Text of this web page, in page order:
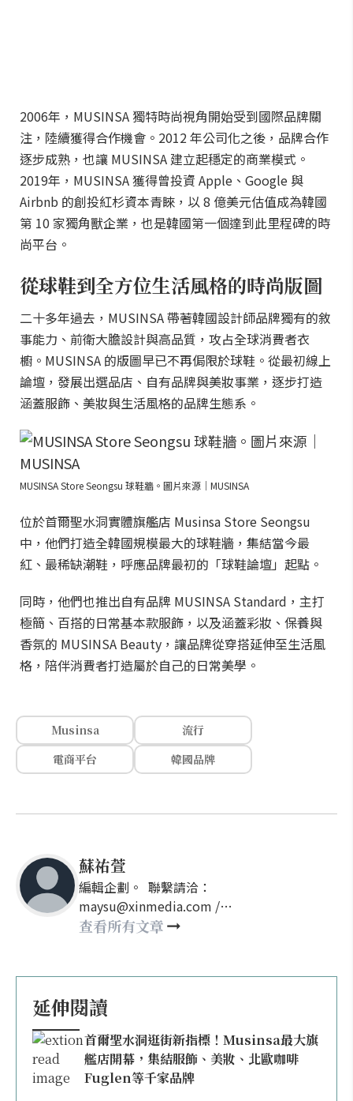
2006年，MUSINSA 獨特時尚視角開始受到國際品牌關
注，陸續獲得合作機會。2012 年公司化之後，品牌合作
逐步成熟，也讓 MUSINSA 建立起穩定的商業模式。
2019年，MUSINSA 獲得曾投資 Apple、Google 與
Airbnb 的創投紅杉資本青睞，以 8 億美元估值成為韓國
第 10 家獨角獸企業，也是韓國第一個達到此里程碑的時
尚平台。
從球鞋到全方位生活風格的時尚版圖
二十多年過去，MUSINSA 帶著韓國設計師品牌獨有的敘
事能力、前衛大膽設計與高品質，攻占全球消費者衣
櫥。MUSINSA 的版圖早已不再侷限於球鞋。從最初線上
論壇，發展出選品店、自有品牌與美妝事業，逐步打造
涵蓋服飾、美妝與生活風格的品牌生態系。
MUSINSA Store Seongsu 球鞋牆。圖片來源｜MUSINSA
位於首爾聖水洞實體旗艦店 Musinsa Store Seongsu
中，他們打造全韓國規模最大的球鞋牆，集結當今最
紅、最稀缺潮鞋，呼應品牌最初的「球鞋論壇」起點。
同時，他們也推出自有品牌 MUSINSA Standard，主打
極簡、百搭的日常基本款服飾，以及涵蓋彩妝、保養與
香氛的 MUSINSA Beauty，讓品牌從穿搭延伸至生活風
格，陪伴消費者打造屬於自己的日常美學。
Musinsa
流行
電商平台
韓國品牌
蘇祐萱
編輯企劃。 聯繫請洽：
maysu@xinmedia.com /
may860527@gmail.com
查看所有文章
延伸閱讀
首爾聖水洞逛街新指標！Musinsa最大旗
艦店開幕，集結服飾、美妝、北歐咖啡
Fuglen等千家品牌